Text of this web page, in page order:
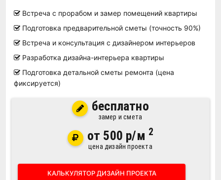
Встреча с прорабом и замер помещений квартиры
Подготовка предварительной сметы (точность 90%)
Встреча и консультация с дизайнером интерьеров
Разработка дизайна-интерьера квартиры
Подготовка детальной сметы ремонта (цена
фиксируется)
бесплатно
замер и смета
от 500 р/м 2
цена дизайн проекта
КАЛЬКУЛЯТОР ДИЗАЙН ПРОЕКТА